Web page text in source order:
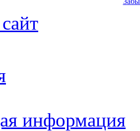
информация